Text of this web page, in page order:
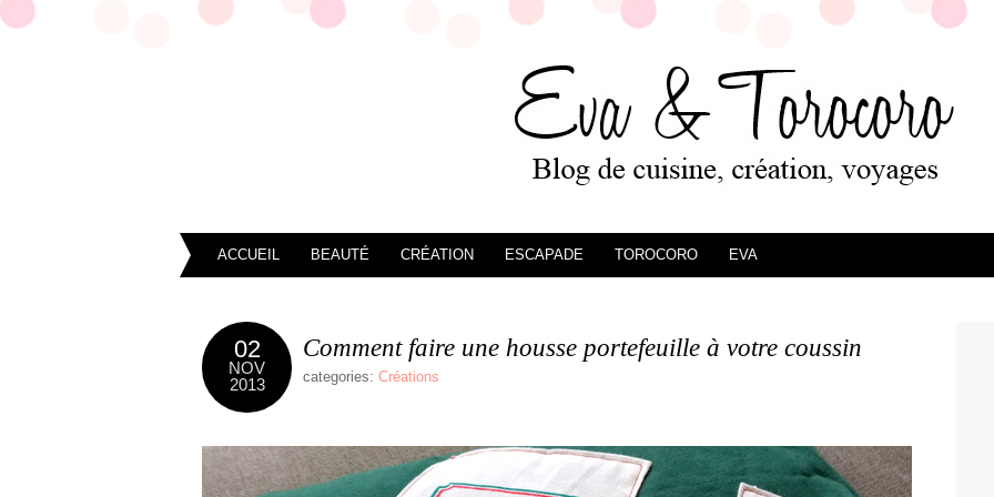
ACCUEIL BEAUTÉ CRÉATION ESCAPADE TOROCORO EVA
02
NOV
2013
Comment faire une housse portefeuille à votre coussin
categories: Créations